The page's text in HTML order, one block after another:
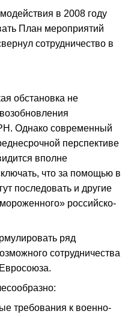
в 2008 году
План мероприятий
сотрудничество в
обстановка не
Однако современный
перспективе
вполне
что за помощью в
последовать и другие
российско-
ряд
сотрудничества
требования к военно-